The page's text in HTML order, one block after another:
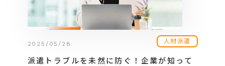
2025/05/28 人材派遣
派遣トラブルを未然に防ぐ！企業が知って